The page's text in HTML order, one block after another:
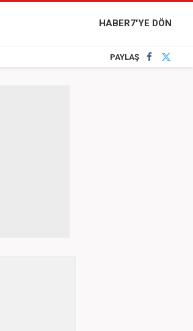
HABER7'YE DÖN
PAYLAŞ